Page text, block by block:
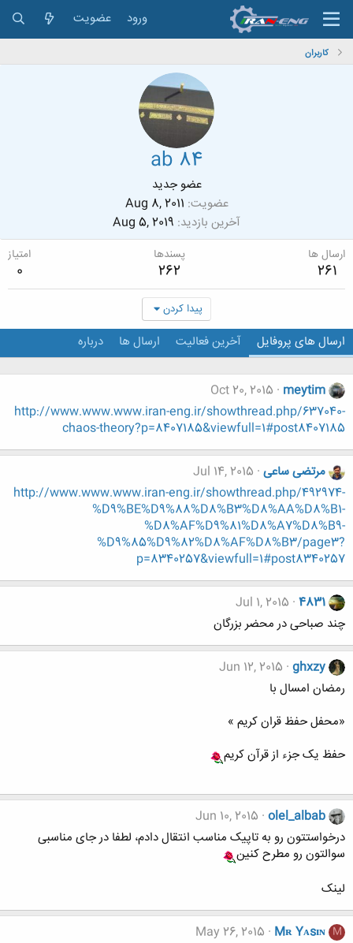
ورود عضویت
کاربران
ab 84
عضو جدید
عضویت Aug 8, 2011
آخرین بازدید Aug 5, 2019
ارسال ها
261
پسندها
262
امتیاز
0
پیدا کردن
ارسال های پروفایل آخرین فعالیت ارسال ها درباره
meytim
Oct 20, 2015
http://www.www.www.iran-eng.ir/showthread.php/637040-
chaos-theory?p=8407185&viewfull=1#post8407185
مرتضی ساعی Jul 14, 2015
http://www.www.www.iran-eng.ir/showthread.php/492974-
%D9%BE%D9%88%D8%B3%D8%AA%D8%B1-
%D8%AF%D9%81%D8%A7%D8%B9-
%D9%85%D9%82%D8%AF%D8%B3/page3?
p=8340257&viewfull=1#post8340257
4831
Jul 1, 2015
چند صباحی در محضر بزرگان
ghxzy
Jun 12, 2015
رمضان امسال با
«محفل حفظ قران کریم »
حفظ یک جزء از قرآن کریم
olel_albab
Jun 10, 2015
درخواستتون رو به تاپیک مناسب انتقال دادم، لطفا در جای مناسبی
سوالتون رو مطرح کنین
لینک
M
Mʀ Yᴀsɪɴ
May 26, 2015